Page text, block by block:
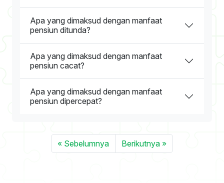
Apa yang dimaksud dengan manfaat
pensiun ditunda?
Apa yang dimaksud dengan manfaat
pensiun cacat?
Apa yang dimaksud dengan manfaat
pensiun dipercepat?
« Sebelumnya Berikutnya »